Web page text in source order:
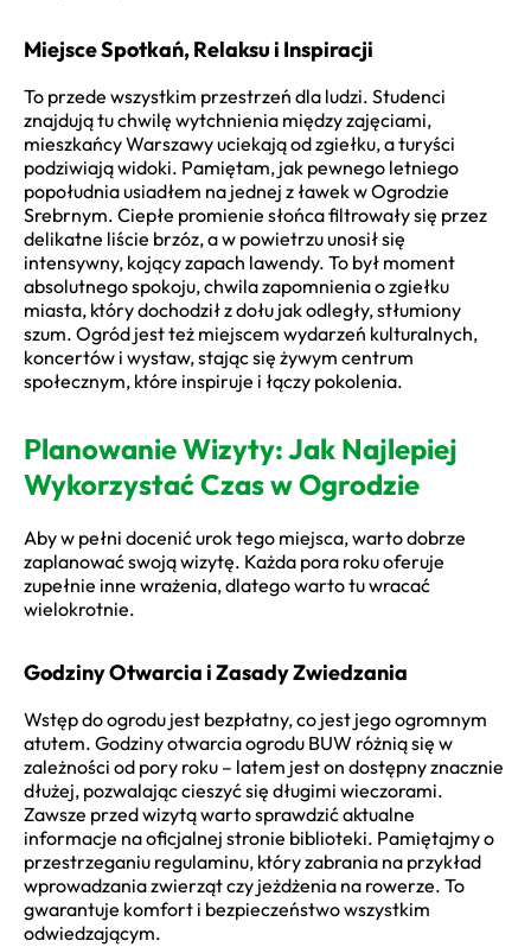
Miejsce Spotkań, Relaksu i Inspiracji
To przede wszystkim przestrzeń dla ludzi. Studenci
znajdują tu chwilę wytchnienia między zajęciami,
mieszkańcy Warszawy uciekają od zgiełku, a turyści
podziwiają widoki. Pamiętam, jak pewnego letniego
popołudnia usiadłem na jednej z ławek w Ogrodzie
Srebrnym. Ciepłe promienie słońca filtrowały się przez
delikatne liście brzóz, a w powietrzu unosił się
intensywny, kojący zapach lawendy. To był moment
absolutnego spokoju, chwila zapomnienia o zgiełku
miasta, który dochodził z dołu jak odległy, stłumiony
szum. Ogród jest też miejscem wydarzeń kulturalnych,
koncertów i wystaw, stając się żywym centrum
społecznym, które inspiruje i łączy pokolenia.
Planowanie Wizyty: Jak Najlepiej
Wykorzystać Czas w Ogrodzie
Aby w pełni docenić urok tego miejsca, warto dobrze
zaplanować swoją wizytę. Każda pora roku oferuje
zupełnie inne wrażenia, dlatego warto tu wracać
wielokrotnie.
Godziny Otwarcia i Zasady Zwiedzania
Wstęp do ogrodu jest bezpłatny, co jest jego ogromnym
atutem. Godziny otwarcia ogrodu BUW różnią się w
zależności od pory roku – latem jest on dostępny znacznie
dłużej, pozwalając cieszyć się długimi wieczorami.
Zawsze przed wizytą warto sprawdzić aktualne
informacje na oficjalnej stronie biblioteki. Pamiętajmy o
przestrzeganiu regulaminu, który zabrania na przykład
wprowadzania zwierząt czy jeżdżenia na rowerze. To
gwarantuje komfort i bezpieczeństwo wszystkim
odwiedzającym.